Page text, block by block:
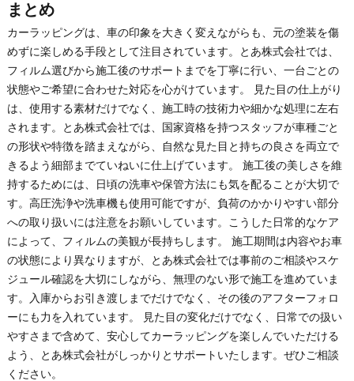
まとめ
カーラッピングは、車の印象を大きく変えながらも、元の塗装を傷
めずに楽しめる手段として注目されています。とあ株式会社では、
フィルム選びから施工後のサポートまでを丁寧に行い、一台ごとの
状態やご希望に合わせた対応を心がけています。 見た目の仕上がり
は、使用する素材だけでなく、施工時の技術力や細かな処理に左右
されます。とあ株式会社では、国家資格を持つスタッフが車種ごと
の形状や特徴を踏まえながら、自然な見た目と持ちの良さを両立で
きるよう細部までていねいに仕上げています。 施工後の美しさを維
持するためには、日頃の洗車や保管方法にも気を配ることが大切で
す。高圧洗浄や洗車機も使用可能ですが、負荷のかかりやすい部分
への取り扱いには注意をお願いしています。こうした日常的なケア
によって、フィルムの美観が長持ちします。 施工期間は内容やお車
の状態により異なりますが、とあ株式会社では事前のご相談やスケ
ジュール確認を大切にしながら、無理のない形で施工を進めていま
す。入庫からお引き渡しまでだけでなく、その後のアフターフォロ
ーにも力を入れています。 見た目の変化だけでなく、日常での扱い
やすさまで含めて、安心してカーラッピングを楽しんでいただける
よう、とあ株式会社がしっかりとサポートいたします。ぜひご相談
ください。